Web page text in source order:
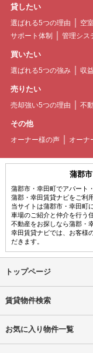
貸したい
選ばれる5つの理由 空
サポート体制
管理シス
買いたい
選ばれる5つの強み 収
売りたい
売却強い5つの理由 不
その他
オーナー様の声 オーナ
蒲郡
蒲郡市・幸田町でアパート
蒲郡・幸田賃貸ナビをご利
当サイトは蒲郡市・幸田町
車場のご紹介と仲介を行う
不動産をお探しなら蒲郡・
幸田賃貸ナビでは、お客様
だきます。
トップページ
賃貸物件検索
お気に入り物件一覧